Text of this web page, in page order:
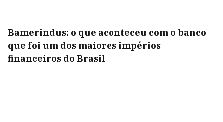
Bamerindus: o que aconteceu com o banco
que foi um dos maiores impérios
financeiros do Brasil